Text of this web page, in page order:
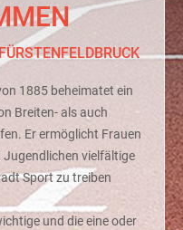
1885 beheimatet ein
Breiten- als auch
Er ermöglicht Frauen
vielfältige
Sport zu treiben
und die eine oder